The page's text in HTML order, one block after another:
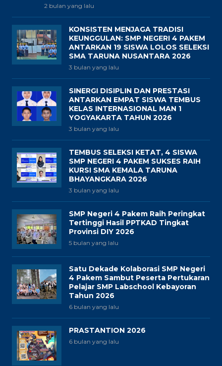
2 bulan yang lalu
KONSISTEN MENJAGA TRADISI
KEUNGGULAN: SMP NEGERI 4 PAKEM
ANTARKAN 19 SISWA LOLOS SELEKSI
SMA TARUNA NUSANTARA 2026
3 bulan yang lalu
SINERGI DISIPLIN DAN PRESTASI
ANTARKAN EMPAT SISWA TEMBUS
KELAS INTERNASIONAL MAN 1
YOGYAKARTA TAHUN 2026
3 bulan yang lalu
TEMBUS SELEKSI KETAT, 4 SISWA
SMP NEGERI 4 PAKEM SUKSES RAIH
KURSI SMA KEMALA TARUNA
BHAYANGKARA 2026
3 bulan yang lalu
SMP Negeri 4 Pakem Raih Peringkat
Tertinggi Hasil PPTKAD Tingkat
Provinsi DIY 2026
5 bulan yang lalu
Satu Dekade Kolaborasi SMP Negeri
4 Pakem Sambut Peserta Pertukaran
Pelajar SMP Labschool Kebayoran
Tahun 2026
6 bulan yang lalu
PRASTANTION 2026
6 bulan yang lalu